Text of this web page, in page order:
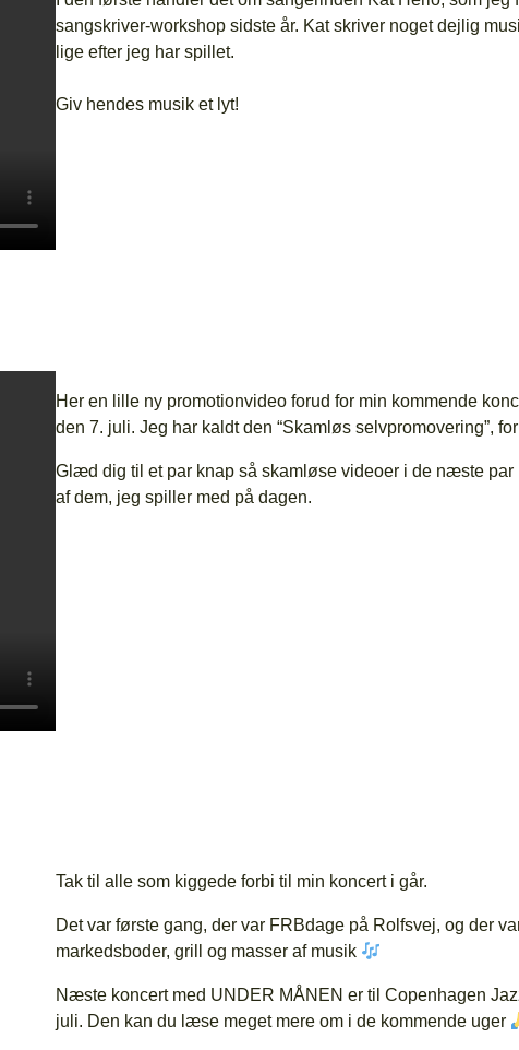
sangskriver-workshop sidste år. Kat skriver noget dejlig
lige efter jeg har spillet.
Giv hendes musik et lyt!
Her en lille ny promotionvideo forud for min kommende
den 7. juli. Jeg har kaldt den “Skamløs selvpromovering”,
Glæd dig til et par knap så skamløse videoer i de næste par
af dem, jeg spiller med på dagen.
Tak til alle som kiggede forbi til min koncert i går.
Det var første gang, der var FRBdage på Rolfsvej, og der
markedsboder, grill og masser af musik
Næste koncert med UNDER MÅNEN er til Copenhagen
juli. Den kan du læse meget mere om i de kommende uger